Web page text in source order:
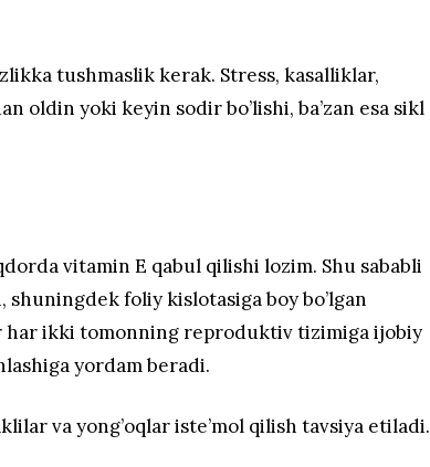
tushmaslik kerak. Stress, kasalliklar,
oldin yoki keyin sodir bo’lishi, ba’zan esa sikl
vitamin E qabul qilishi lozim. Shu sababli
shuningdek foliy kislotasiga boy bo’lgan
har ikki tomonning reproduktiv tizimiga ijobiy
yordam beradi.
va yong’oqlar iste’mol qilish tavsiya etiladi.